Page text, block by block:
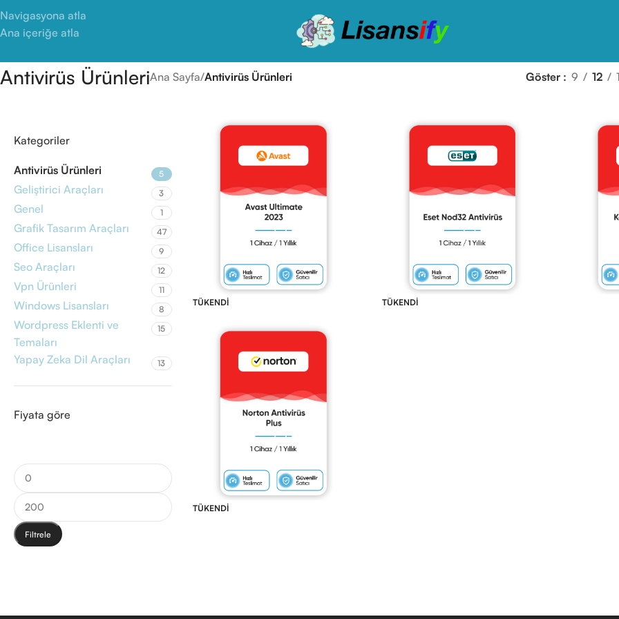
Navigasyona atla
Ana içeriğe atla
Antivirüs ÜrünleriAna Sayfa/Antivirüs Ürünleri Göster 9 12
Kategoriler
Antivirüs Ürünleri 5
Geliştirici Araçları 3
Genel 1
Grafik Tasarım Araçları 47
Office Lisansları 9
Seo Araçları 12
Vpn Ürünleri 11
Windows Lisansları 8
Wordpress Eklenti ve
Temaları
15
Yapay Zeka Dil Araçları 13
Fiyata göre
Filtrele
TÜKENDI TÜKENDI
TÜKENDI